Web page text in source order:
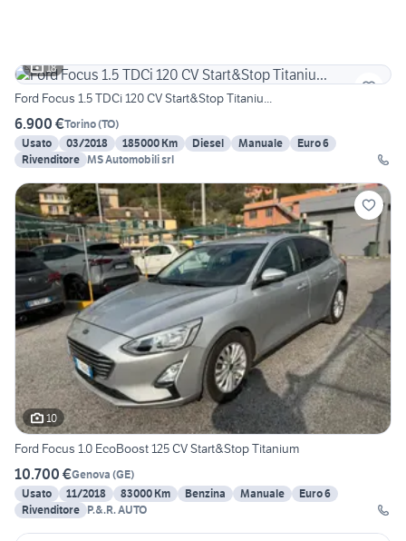
18
Ford Focus 1.5 TDCi 120 CV Start&Stop Titaniu...
6.900 €Torino(TO)
Usato
03/2018 185000 Km Diesel Manuale
Euro 6
Rivenditore MS Automobili srl
10
Ford Focus 1.0 EcoBoost 125 CV Start&Stop Titanium
10.700 €Genova (GE)
Usato
11/2018 83000 Km Benzina Manuale
Euro 6
Rivenditore P.&.R. AUTO